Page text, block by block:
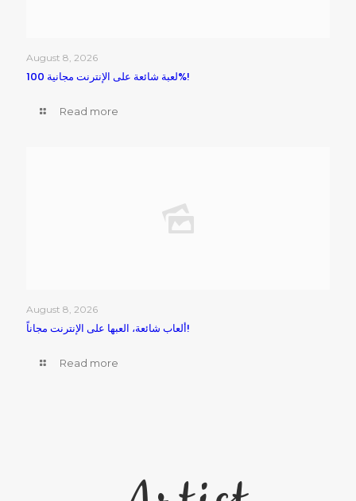
August 8, 2026
لعبة شائعة على الإنترنت مجانية 100%!
Read more
August 8, 2026
ألعاب شائعة، العبها على الإنترنت مجاناً!
Read more